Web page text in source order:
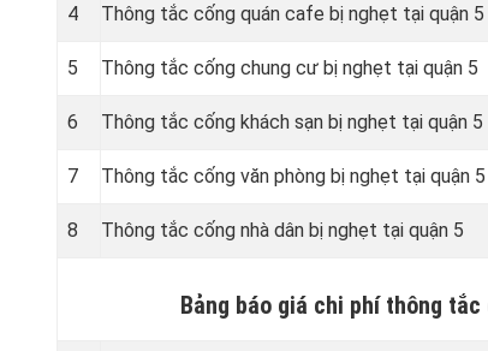
4 Thông tắc cống quán cafe bị nghẹt tại quận 5
5 Thông tắc cống chung cư bị nghẹt tại quận 5
6 Thông tắc cống khách sạn bị nghẹt tại quận 5
7 Thông tắc cống văn phòng bị nghẹt tại quận 5
8 Thông tắc cống nhà dân bị nghẹt tại quận 5
Bảng báo giá chi phí thông